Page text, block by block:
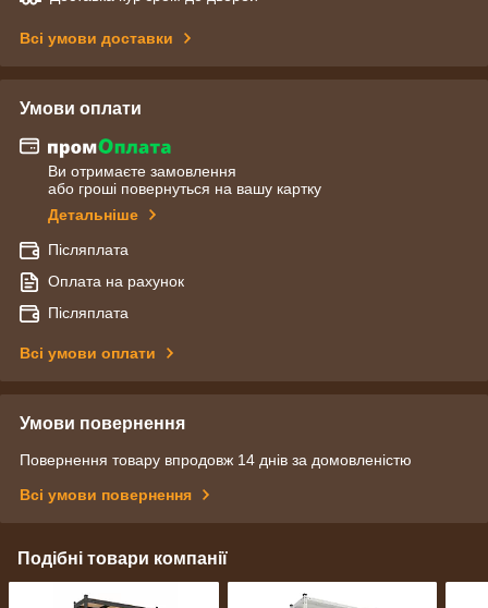
Всі умови доставки
Умови оплати
Ви отримаєте замовлення
або гроші повернуться на вашу картку
Детальніше
Післяплата
Оплата на рахунок
Післяплата
Всі умови оплати
Умови повернення
Повернення товару впродовж 14 днів за домовленістю
Всі умови повернення
Подібні товари компанії